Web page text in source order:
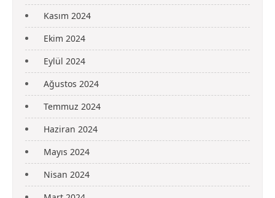
Kasım 2024
Ekim 2024
Eylül 2024
Ağustos 2024
Temmuz 2024
Haziran 2024
Mayıs 2024
Nisan 2024